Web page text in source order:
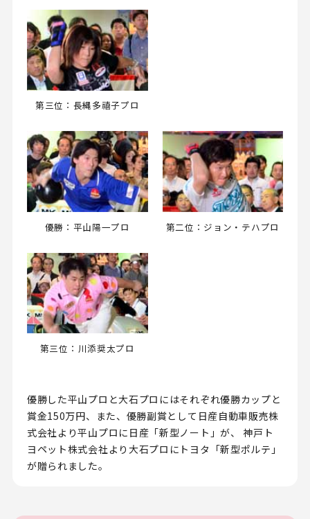
第三位：長縄多禧子プロ
優勝：平山陽一プロ 第二位：ジョン・テハプロ
第三位：川添奨太プロ
優勝した平山プロと大石プロにはそれぞれ優勝カップと
賞金150万円、また、優勝副賞として日産自動車販売株
式会社より平山プロに日産「新型ノート」が、 神戸ト
ヨペット株式会社より大石プロにトヨタ「新型ポルテ」
が贈られました。